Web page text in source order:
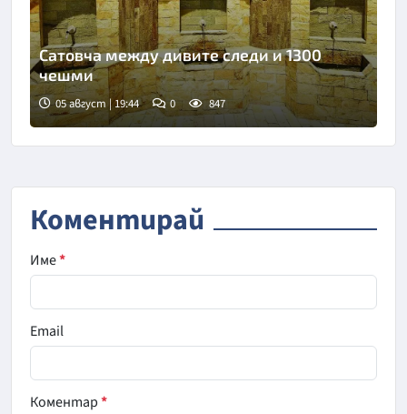
Сатовча между дивите следи и 1300
чешми
05 август | 19:44 0 847
Коментирай
Име*
Email
Коментар*